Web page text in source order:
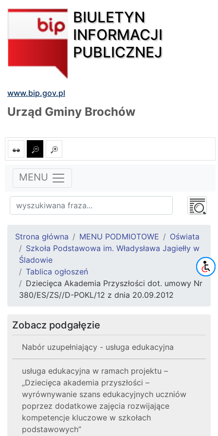
BIULETYN
INFORMACJI
PUBLICZNEJ
www.bip.gov.pl
Urząd Gminy Brochów
MENU
Strona główna MENU PODMIOTOWE
Oświata
Szkoła Podstawowa im. Władysława Jagiełły w
Śladowie
Tablica ogłoszeń
Dziecięca Akademia Przyszłości dot. umowy Nr
380/ES/ZS//D-POKL/12 z dnia 20.09.2012
Zobacz podgałęzie
Nabór uzupełniający - usługa edukacyjna
usługa edukacyjna w ramach projektu –
„Dziecięca akademia przyszłości –
wyrównywanie szans edukacyjnych uczniów
poprzez dodatkowe zajęcia rozwijające
kompetencje kluczowe w szkołach
podstawowych”